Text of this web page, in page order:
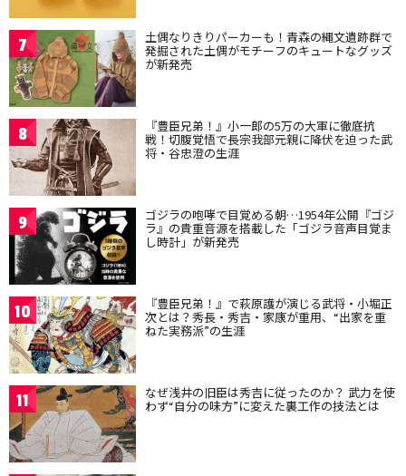
7 土偶なりきりパーカーも！青森の縄文遺跡群で
発掘された土偶がモチーフのキュートなグッズ
が新発売
8 『豊臣兄弟！』小一郎の5万の大軍に徹底抗
戦！切腹覚悟で長宗我部元親に降伏を迫った武
将・谷忠澄の生涯
9 ゴジラの咆哮で目覚める朝…1954年公開『ゴジ
ラ』の貴重音源を搭載した「ゴジラ音声目覚ま
し時計」が新発売
10 『豊臣兄弟！』で萩原護が演じる武将・小堀正
次とは？秀長・秀吉・家康が重用、“出家を重
ねた実務派”の生涯
11 なぜ浅井の旧臣は秀吉に従ったのか？ 武力を使
わず“自分の味方”に変えた裏工作の技法とは